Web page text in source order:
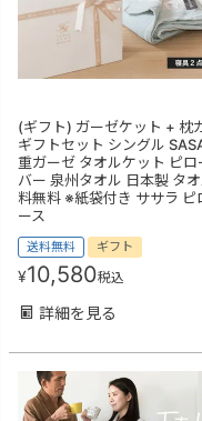
(ギフト) ガーゼケット + 枕
ギフトセット シングル
重ガーゼ タオルケット ピロ
バー 泉州タオル 日本製 タ
料無料 ※紙袋付き ササラ ピ
ース
送料無料 ギフト
¥10,580税込
詳細を見る